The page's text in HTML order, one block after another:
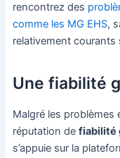
rencontrez des
comme les MG EHS,
relativement courants
Une fiabilité
Malgré les problèmes
réputation de fiabilité
s’appuie sur la